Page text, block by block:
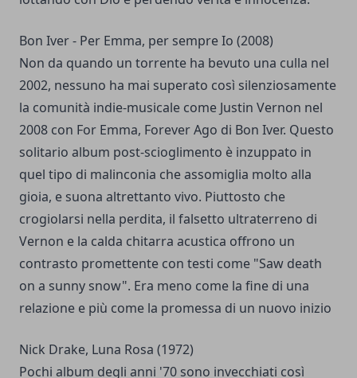
Bon Iver - Per Emma, per sempre Io (2008)
Non da quando un torrente ha bevuto una culla nel
2002, nessuno ha mai superato così silenziosamente
la comunità indie-musicale come Justin Vernon nel
2008 con For Emma, Forever Ago di Bon Iver. Questo
solitario album post-scioglimento è inzuppato in
quel tipo di malinconia che assomiglia molto alla
gioia, e suona altrettanto vivo. Piuttosto che
crogiolarsi nella perdita, il falsetto ultraterreno di
Vernon e la calda chitarra acustica offrono un
contrasto promettente con testi come "Saw death
on a sunny snow". Era meno come la fine di una
relazione e più come la promessa di un nuovo inizio
Nick Drake, Luna Rosa (1972)
Pochi album degli anni '70 sono invecchiati così